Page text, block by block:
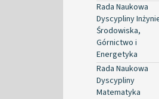
Rada Naukowa
Dyscypliny
Środowiska,
Górnictwo i
Energetyka
Rada Naukowa
Dyscypliny
Matematyka